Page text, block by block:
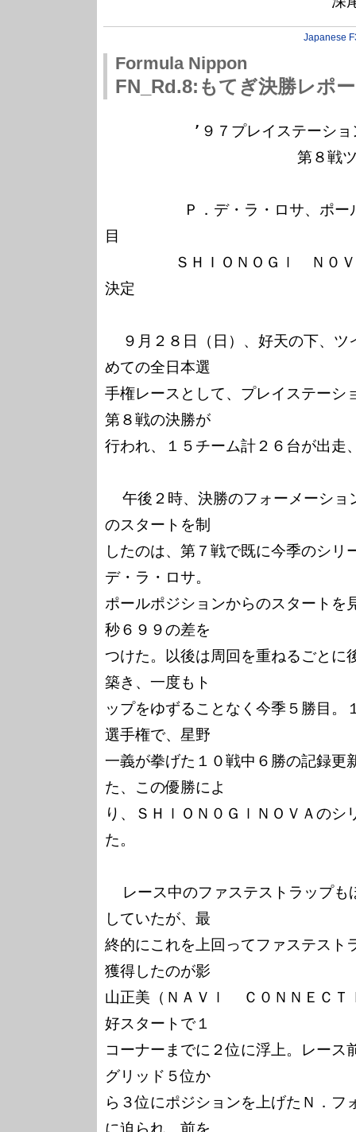
Japanese
Formula Nippon
FN_Rd.8:もてぎ決勝レポ
目
決定
めての全日本選
手権レースとして、プレイステーシ
第８戦の決勝が
行われ、１５チーム計２６台が出走
のスタートを制
したのは、第７戦で既に今季のシリ
デ・ラ・ロサ。
ポールポジションからのスタートを
秒６９９の差を
つけた。以後は周回を重ねるごとに
築き、一度もト
ップをゆずることなく今季５勝目。
選手権で、星野
一義が拳げた１０戦中６勝の記録更
た、この優勝によ
り、ＳＨｌＯＮ０ＧｌＮＯＶＡのシ
た。
していたが、最
終的にこれを上回ってファステスト
獲得したのが影
山正美（ＮＡＶｌ  Ｃ０ＮＮＥＣＴ
好スタートで１
コーナーまでに２位に浮上。レース
グリッド５位か
ら３位にポジションを上げたＮ．フ
に迫られ、前を